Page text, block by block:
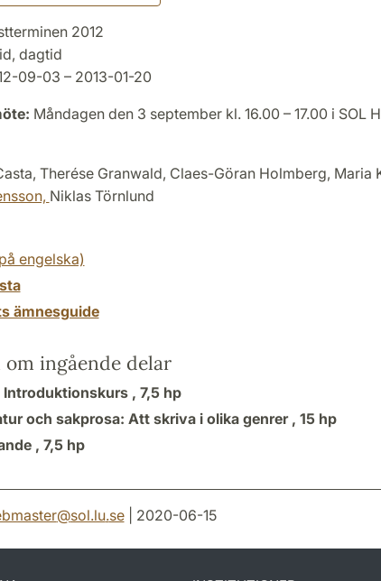
2012
dagtid
09-03 – 2013-01-20
Måndagen den 3 september kl. 16.00 – 17.00 i SOL
Therése Granwald, Claes-Göran Holmberg, Maria
Niklas Törnlund
engelska)
ämnesguide
ingående delar
, 7,5 hp
och sakprosa: Att skriva i olika genrer , 15 hp
, 7,5 hp
@sol.lu.se| 2020-06-15